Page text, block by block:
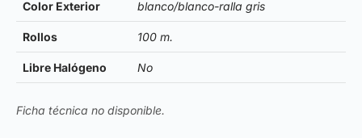
Color Exterior blanco/blanco-ralla gris
Rollos 100 m.
Libre Halógeno No
Ficha técnica no disponible.